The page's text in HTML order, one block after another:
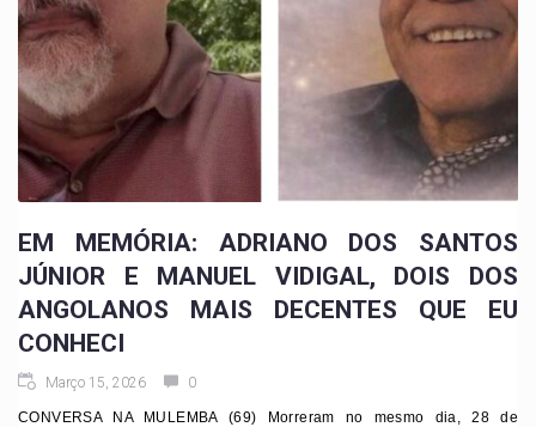
EM MEMÓRIA: ADRIANO DOS SANTOS
JÚNIOR E MANUEL VIDIGAL, DOIS DOS
ANGOLANOS MAIS DECENTES QUE EU
CONHECI
Março 15, 2026 0
CONVERSA NA MULEMBA (69) Morreram no mesmo dia, 28 de